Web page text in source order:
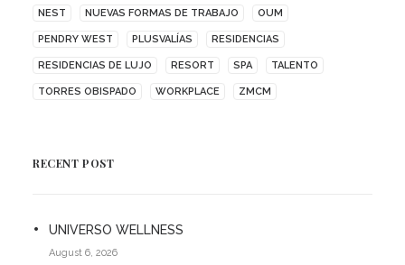
NEST NUEVAS FORMAS DE TRABAJO OUM
PENDRY WEST PLUSVALÍAS RESIDENCIAS
RESIDENCIAS DE LUJO RESORT SPA TALENTO
TORRES OBISPADO WORKPLACE ZMCM
RECENT POST
UNIVERSO WELLNESS
August 6, 2026